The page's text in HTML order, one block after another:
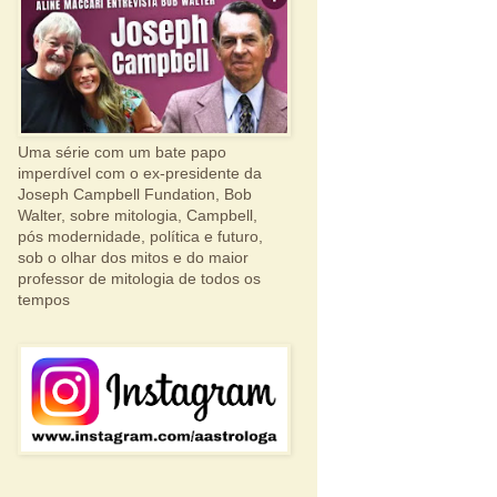
Uma série com um bate papo
imperdível com o ex-presidente da
Joseph Campbell Fundation, Bob
Walter, sobre mitologia, Campbell,
pós modernidade, política e futuro,
sob o olhar dos mitos e do maior
professor de mitologia de todos os
tempos